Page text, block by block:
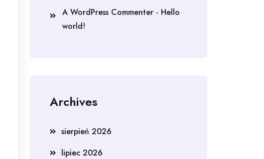
A WordPress Commenter - Hello
world!
Archives
sierpień 2026
lipiec 2026